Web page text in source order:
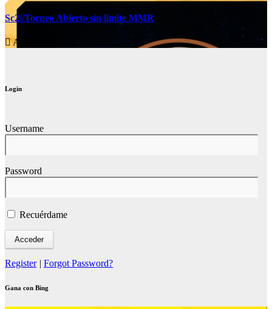
Sc2//Torneo Abierto sin limite MMR
Ago 4, 2023
Login
Username
Password
Recuérdame
Register Forgot Password?
Gana con Bing